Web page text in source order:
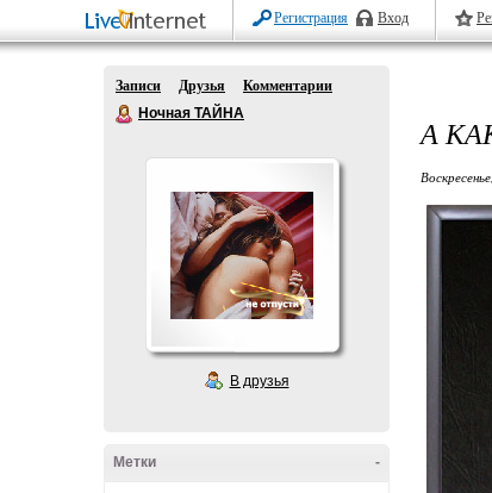
Регистрация Вход
Записи Друзья
Комментарии
Ночная ТАЙНА
В друзья
-
Метки
А